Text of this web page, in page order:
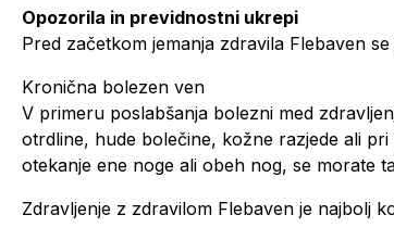
Opozorila in previdnostni ukrepi
Pred začetkom jemanja zdravila Flebaven
Kronična bolezen ven
V primeru poslabšanja bolezni med
otrdline, hude bolečine, kožne razjede ali
otekanje ene noge ali obeh nog, se morate
Zdravljenje z zdravilom Flebaven je najbolj